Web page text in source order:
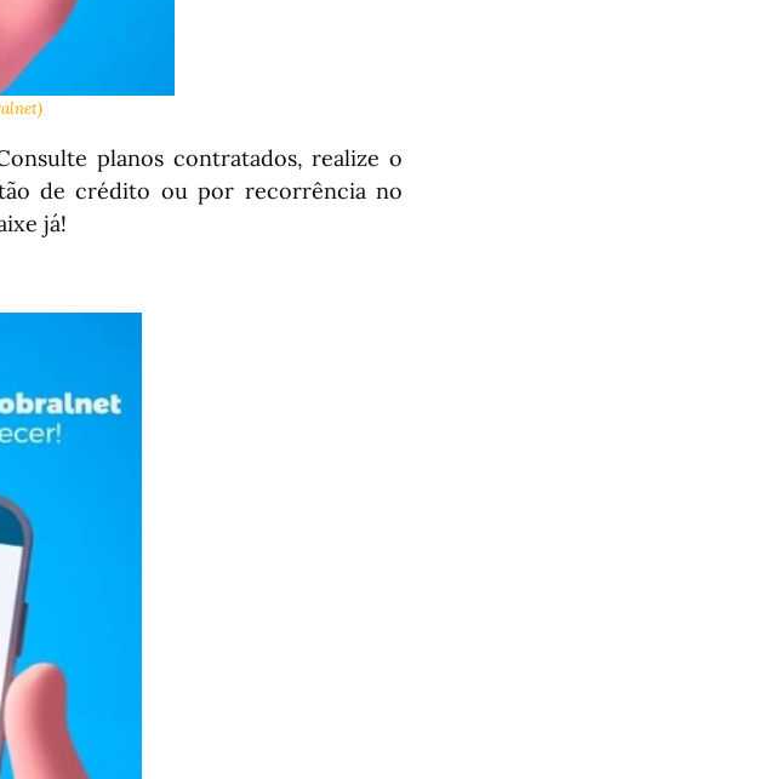
planos contratados, realize o
de crédito ou por recorrência no
já!